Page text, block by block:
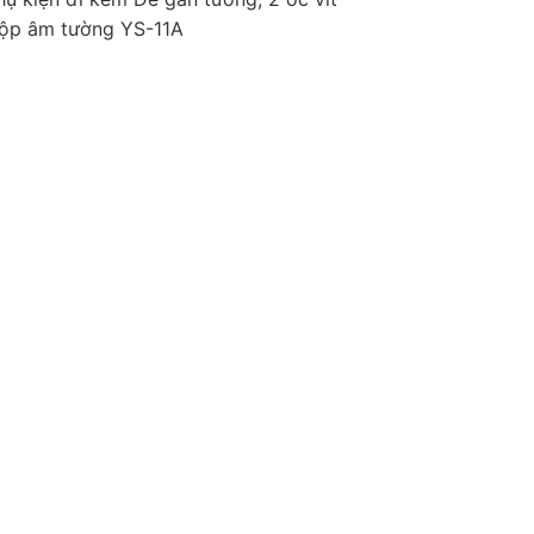
âm tường YS-11A